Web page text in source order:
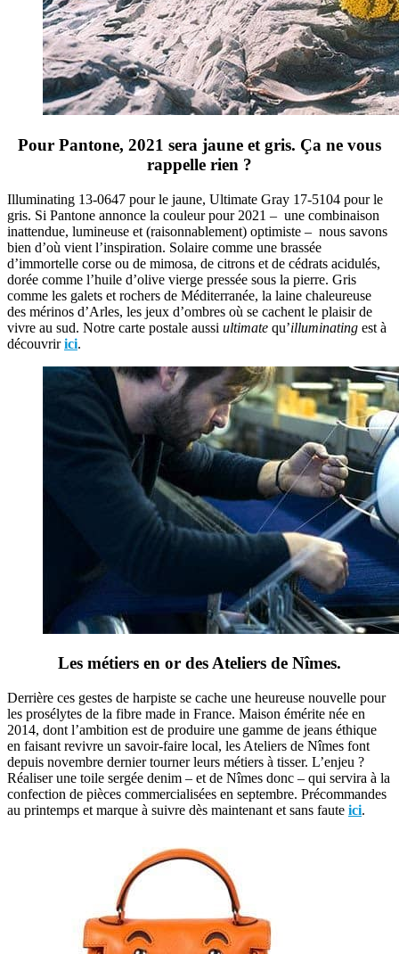
Pour Pantone, 2021 sera jaune et gris. Ça ne vous
rappelle rien ?
Illuminating 13-0647 pour le jaune, Ultimate Gray 17-5104 pour le
gris. Si Pantone annonce la couleur pour 2021 – une combinaison
inattendue, lumineuse et (raisonnablement) optimiste – nous savons
bien d’où vient l’inspiration. Solaire comme une brassée
d’immortelle corse ou de mimosa, de citrons et de cédrats acidulés,
dorée comme l’huile d’olive vierge pressée sous la pierre. Gris
comme les galets et rochers de Méditerranée, la laine chaleureuse
des mérinos d’Arles, les jeux d’ombres où se cachent le plaisir de
vivre au sud. Notre carte postale aussi ultimate qu’illuminating est à
découvririci.
Les métiers en or des Ateliers de Nîmes.
Derrière ces gestes de harpiste se cache une heureuse nouvelle pour
les prosélytes de la fibre made in France. Maison émérite née en
2014, dont l’ambition est de produire une gamme de jeans éthique
en faisant revivre un savoir-faire local, les Ateliers de Nîmes font
depuis novembre dernier tourner leurs métiers à tisser. L’enjeu ?
Réaliser une toile sergée denim – et de Nîmes donc – qui servira à la
confection de pièces commercialisées en septembre. Précommandes
au printemps et marque à suivre dès maintenant et sans faute ici.